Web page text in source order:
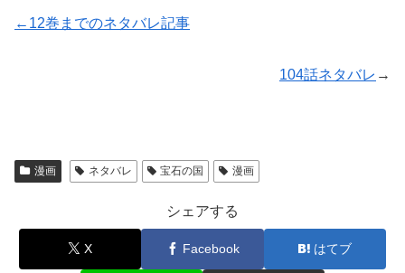
←12巻までのネタバレ記事
104話ネタバレ →
漫画 ネタバレ 宝石の国 漫画
シェアする
X Facebook はてブ